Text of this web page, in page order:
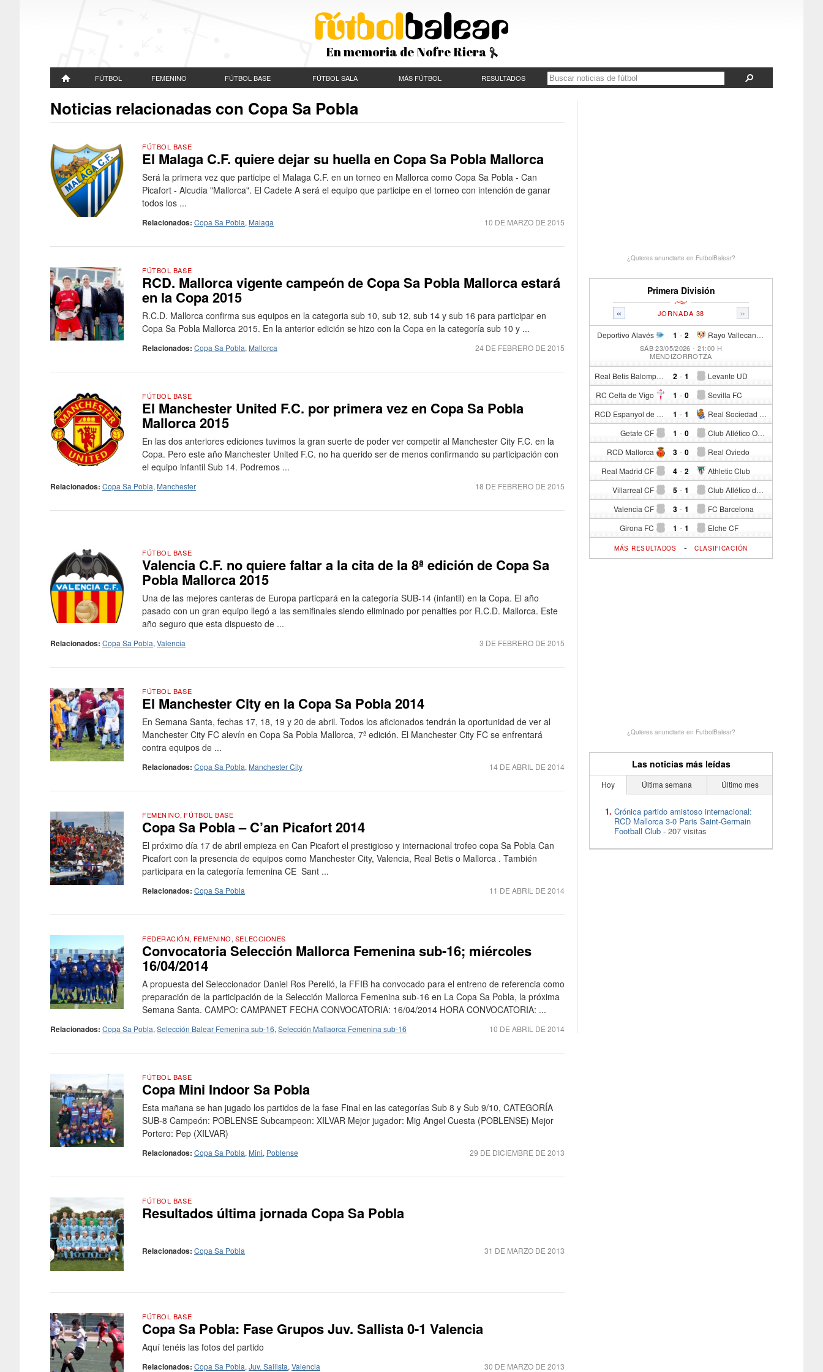
En memoria de Nofre Riera
FÚTBOL FEMENINO FÚTBOL BASE FÚTBOL SALA MÁS FÚTBOL RESULTADOS
Noticias relacionadas con Copa Sa Pobla
FÚTBOL BASE
El Malaga C.F. quiere dejar su huella en Copa Sa Pobla Mallorca
Será la primera vez que participe el Malaga C.F. en un torneo en Mallorca como Copa Sa Pobla - Can
Picafort - Alcudia "Mallorca". El Cadete A será el equipo que participe en el torneo con intención de ganar
todos los ...
10 DE MARZO DE 2015
Relacionados: Copa Sa Pobla, Malaga
FÚTBOL BASE
RCD. Mallorca vigente campeón de Copa Sa Pobla Mallorca estará
en la Copa 2015
R.C.D. Mallorca confirma sus equipos en la categoria sub 10, sub 12, sub 14 y sub 16 para participar en
Copa Sa Pobla Mallorca 2015. En la anterior edición se hizo con la Copa en la categoría sub 10 y ...
24 DE FEBRERO DE 2015
Relacionados: Copa Sa Pobla, Mallorca
FÚTBOL BASE
El Manchester United F.C. por primera vez en Copa Sa Pobla
Mallorca 2015
En las dos anteriores ediciones tuvimos la gran suerte de poder ver competir al Manchester City F.C. en la
Copa. Pero este año Manchester United F.C. no ha querido ser de menos confirmando su participación con
el equipo infantil Sub 14. Podremos ...
18 DE FEBRERO DE 2015
Relacionados: Copa Sa Pobla, Manchester
FÚTBOL BASE
Valencia C.F. no quiere faltar a la cita de la 8ª edición de Copa Sa
Pobla Mallorca 2015
Una de las mejores canteras de Europa particpará en la categoría SUB-14 (infantil) en la Copa. El año
pasado con un gran equipo llegó a las semifinales siendo eliminado por penalties por R.C.D. Mallorca. Este
año seguro que esta dispuesto de ...
3 DE FEBRERO DE 2015
Relacionados: Copa Sa Pobla, Valencia
FÚTBOL BASE
El Manchester City en la Copa Sa Pobla 2014
En Semana Santa, fechas 17, 18, 19 y 20 de abril. Todos los aficionados tendrán la oportunidad de ver al
Manchester City FC alevín en Copa Sa Pobla Mallorca, 7ª edición. El Manchester City FC se enfrentará
contra equipos de ...
14 DE ABRIL DE 2014
Relacionados: Copa Sa Pobla, Manchester City
FEMENINO, FÚTBOL BASE
Copa Sa Pobla – C’an Picafort 2014
El próximo día 17 de abril empieza en Can Picafort el prestigioso y internacional trofeo copa Sa Pobla Can
Picafort con la presencia de equipos como Manchester City, Valencia, Real Betis o Mallorca . También
participara en la categoría femenina CE Sant ...
11 DE ABRIL DE 2014
Relacionados: Copa Sa Pobla
FEDERACIÓN, FEMENINO, SELECCIONES
Convocatoria Selección Mallorca Femenina sub-16; miércoles
16/04/2014
A propuesta del Seleccionador Daniel Ros Perelló, la FFIB ha convocado para el entreno de referencia como
preparación de la participación de la Selección Mallorca Femenina sub-16 en La Copa Sa Pobla, la próxima
Semana Santa. CAMPO: CAMPANET FECHA CONVOCATORIA: 16/04/2014 HORA CONVOCATORIA: ...
10 DE ABRIL DE 2014
Relacionados: Copa Sa Pobla, Selección Balear Femenina sub-16, Selección Mallaorca Femenina sub-16
FÚTBOL BASE
Copa Mini Indoor Sa Pobla
Esta mañana se han jugado los partidos de la fase Final en las categorías Sub 8 y Sub 9/10, CATEGORÍA
SUB-8 Campeón: POBLENSE Subcampeon: XILVAR Mejor jugador: Mig Angel Cuesta (POBLENSE) Mejor
Portero: Pep (XILVAR)
29 DE DICIEMBRE DE 2013
Relacionados: Copa Sa Pobla, Mini, Poblense
FÚTBOL BASE
Resultados última jornada Copa Sa Pobla
31 DE MARZO DE 2013
Relacionados: Copa Sa Pobla
FÚTBOL BASE
Copa Sa Pobla: Fase Grupos Juv. Sallista 0-1 Valencia
Aquí tenéis las fotos del partido
30 DE MARZO DE 2013
Relacionados: Copa Sa Pobla, Juv. Sallista, Valencia
¿Quieres anunciarte en FutbolBalear?
Primera División
« »
JORNADA 38
Deportivo Alavés 1 - Rayo Vallecano de Madrid
2
SÁB 23/05/2026 - 21:00 H
MENDIZORROTZA
Real Betis Balompié 2 - Levante UD
1
RC Celta de Vigo 1 - Sevilla FC
0
RCD Espanyol de Barcelona 1 - Real Sociedad de Fútbol
1
Getafe CF 1 - Club Atlético Osasuna
0
RCD Mallorca 3 - Real Oviedo
0
Real Madrid CF 4 - Athletic Club
2
Villarreal CF 5 - Club Atlético de Madrid
1
Valencia CF 3 - FC Barcelona
1
Girona FC 1 - Elche CF
1
MÁS RESULTADOS - CLASIFICACIÓN
¿Quieres anunciarte en FutbolBalear?
Las noticias más leídas
Hoy Última semana Último mes
Crónica partido amistoso internacional:
RCD Mallorca 3-0 Paris Saint-Germain
Football Club - 207 visitas